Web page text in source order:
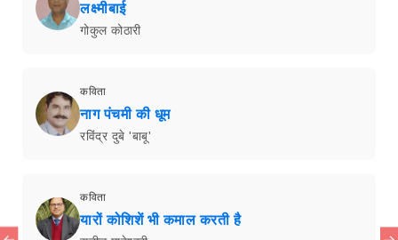
लक्ष्मीबाई
गोकुल कोठारी
कविता
नाग पंचमी की धूम
रविंद्र दुबे 'बाबू'
कविता
यारों कोशिशें भी कमाल करती है